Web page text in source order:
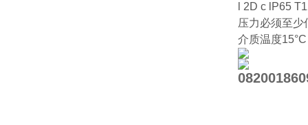
l 2D c lP65
压力必须至少
介质温度